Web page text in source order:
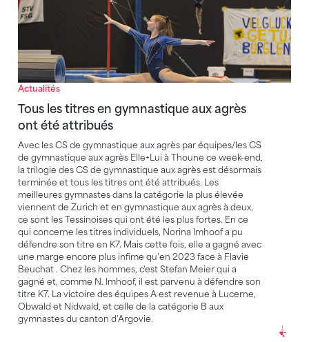
Actualités
Tous les titres en gymnastique aux agrès
ont été attribués
Avec les CS de gymnastique aux agrès par équipes/les CS
de gymnastique aux agrès Elle+Lui à Thoune ce week-end,
la trilogie des CS de gymnastique aux agrès est désormais
terminée et tous les titres ont été attribués. Les
meilleures gymnastes dans la catégorie la plus élevée
viennent de Zurich et en gymnastique aux agrès à deux,
ce sont les Tessinoises qui ont été les plus fortes. En ce
qui concerne les titres individuels, Norina Imhoof a pu
défendre son titre en K7. Mais cette fois, elle a gagné avec
une marge encore plus infime qu’en 2023 face à Flavie
Beuchat . Chez les hommes, c'est Stefan Meier qui a
gagné et, comme N. Imhoof, il est parvenu à défendre son
titre K7. La victoire des équipes A est revenue à Lucerne,
Obwald et Nidwald, et celle de la catégorie B aux
gymnastes du canton d'Argovie.